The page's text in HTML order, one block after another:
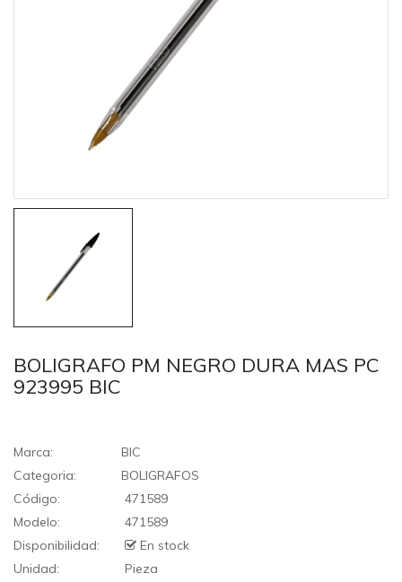
BOLIGRAFO PM NEGRO DURA MAS PC
923995 BIC
Marca:
BIC
Categoria:
BOLIGRAFOS
Código:
471589
Modelo:
471589
Disponibilidad:
En stock
Unidad:
Pieza